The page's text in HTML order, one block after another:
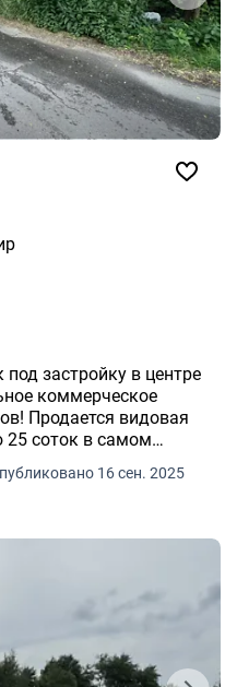
застройку в центре
коммерческое
Продается видовая
соток в самом
16 сен. 2025